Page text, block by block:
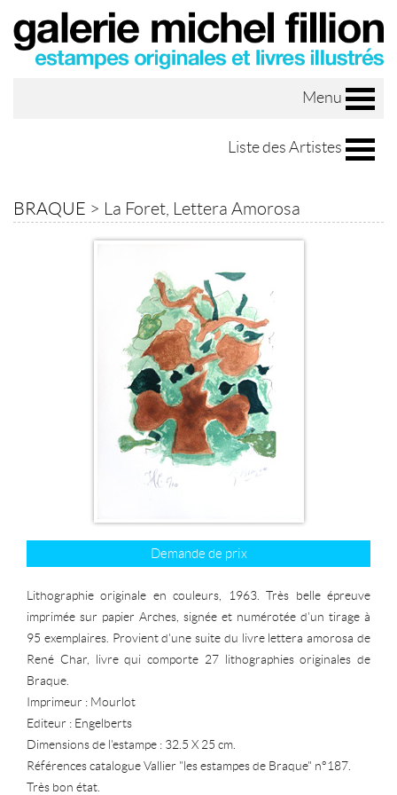
Menu
Liste des Artistes
BRAQUE > La Foret, Lettera Amorosa
Demande de prix
Lithographie originale en couleurs, 1963. Très belle épreuve
imprimée sur papier Arches, signée et numérotée d'un tirage à
95 exemplaires. Provient d'une suite du livre lettera amorosa de
René Char, livre qui comporte 27 lithographies originales de
Braque.
Imprimeur : Mourlot
Editeur : Engelberts
Dimensions de l'estampe : 32.5 X 25 cm.
Références catalogue Vallier "les estampes de Braque" n°187.
Très bon état.